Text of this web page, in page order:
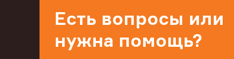
Есть вопросы или
нужна помощь?